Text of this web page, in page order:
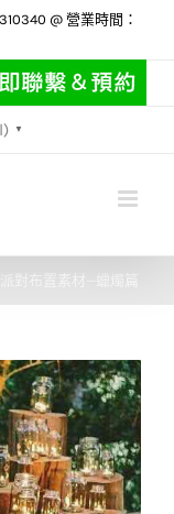
@ 營業時間：
▼
對布置素材—蠟燭篇